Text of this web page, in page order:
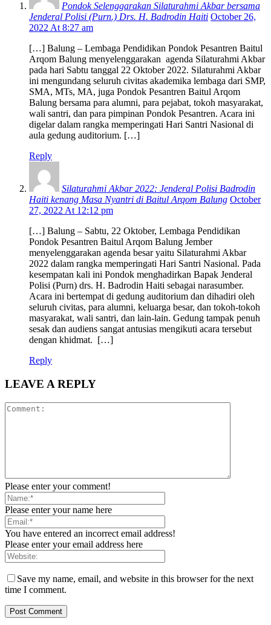
Pondok Selenggarakan Silaturahmi Akbar bersama
Jenderal Polisi (Purn.) Drs. H. Badrodin Haiti October 26,
2022 At 8:27 am
[…] Balung – Lembaga Pendidikan Pondok Pesantren Baitul
Arqom Balung menyelenggarakan agenda Silaturahmi Akbar
pada hari Sabtu tanggal 22 Oktober 2022. Silaturahmi Akbar
ini mengundang seluruh civitas akademika lembaga dari SMP,
SMA, MTs, MA, juga Pondok Pesantren Baitul Arqom
Balung bersama para alumni, para pejabat, tokoh masyarakat,
wali santri, dan para pimpinan Pondok Pesantren. Acara ini
digelar dalam rangka memperingati Hari Santri Nasional di
aula gedung auditorium. […]
Reply
Silaturahmi Akbar 2022: Jenderal Polisi Badrodin
Haiti kenang Masa Nyantri di Baitul Arqom Balung October
27, 2022 At 12:12 pm
[…] Balung – Sabtu, 22 Oktober, Lembaga Pendidikan
Pondok Pesantren Baitul Arqom Balung Jember
menyelenggarakan agenda besar yaitu Silaturahmi Akbar
2022 dalam rangka memperingati Hari Santri Nasional. Pada
kesempatan kali ini Pondok menghadirkan Bapak Jenderal
Polisi (Purn) drs. H. Badrodin Haiti sebagai narasumber.
Acara ini bertempat di gedung auditorium dan dihadiri oleh
seluruh civitas, para alumni, keluarga besar, dan tokoh-tokoh
masyarakat, wali santri, dan lain-lain. Gedung tampak penuh
sesak dan audiens sangat antusias mengikuti acara tersebut
dengan khidmat. […]
Reply
LEAVE A REPLY
Please enter your comment!
Please enter your name here
You have entered an incorrect email address!
Please enter your email address here
Save my name, email, and website in this browser for the next
time I comment.